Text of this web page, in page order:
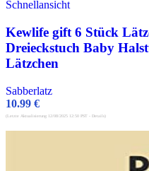
Schnellansicht
Kewlife gift 6 Stück
Dreieckstuch Baby
Lätzchen
Sabberlatz
10.99 €
(Letzte Aktualisierung 12/08/2025 12:50 PST - Details)